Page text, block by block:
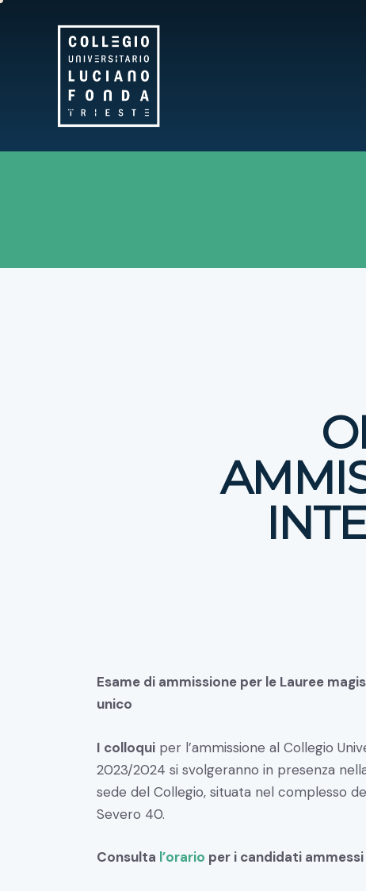
Esame di ammissione per le Lauree
unico
I colloqui per l’ammissione al Collegio
2023/2024 si svolgeranno in presenza
sede del Collegio, situata nel complesso
Severo 40.
Consulta l’orario per i candidati